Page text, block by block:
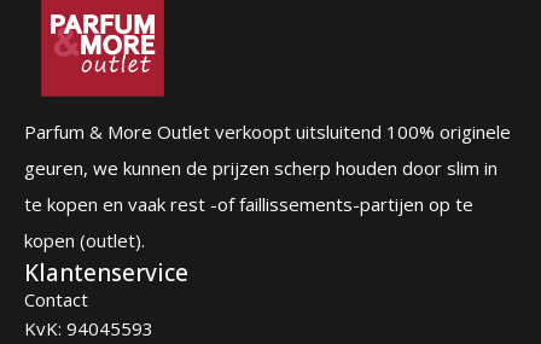
Parfum & More Outlet verkoopt uitsluitend 100% originele
geuren, we kunnen de prijzen scherp houden door slim in
te kopen en vaak rest -of faillissements-partijen op te
kopen (outlet).
Klantenservice
Contact
KvK: 94045593